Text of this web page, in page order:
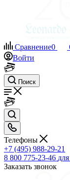
Сравнение0
Войти
Поиск
Телефоны
+7 (495) 988-29-21
8 800 775-23-46
Заказать звонок